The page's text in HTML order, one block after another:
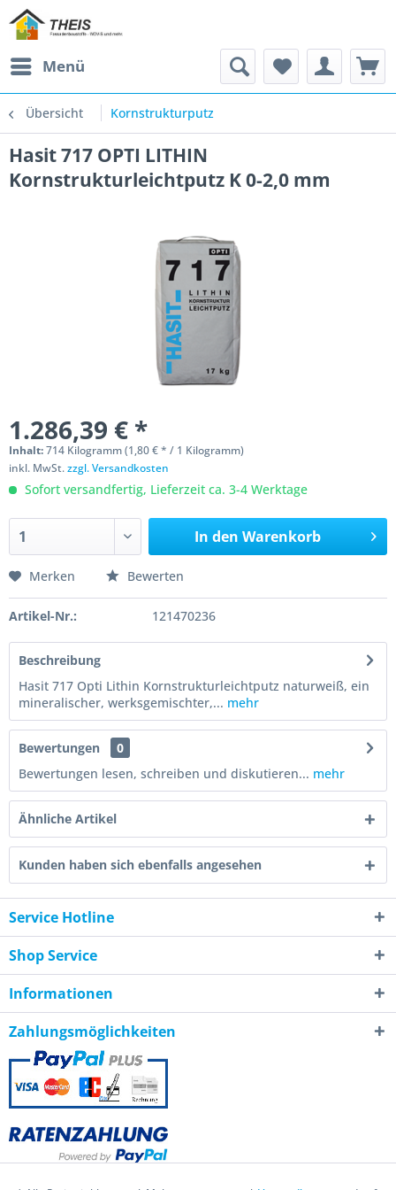
Menü
Übersicht Kornstrukturputz
Hasit 717 OPTI LITHIN
Kornstrukturleichtputz K 0-2,0 mm
1.286,39 € *
Inhalt:714 Kilogramm (1,80 € * / 1 Kilogramm)
inkl. MwSt.zzgl. Versandkosten
Sofort versandfertig, Lieferzeit ca. 3-4 Werktage
In den Warenkorb
Merken Bewerten
Artikel-Nr.: 121470236
Beschreibung
Hasit 717 Opti Lithin Kornstrukturleichtputz naturweiß, ein
mineralischer, werksgemischter,... mehr
Bewertungen
0
Bewertungen lesen, schreiben und diskutieren... mehr
Ähnliche Artikel
Kunden haben sich ebenfalls angesehen
Service Hotline
Shop Service
Informationen
Zahlungsmöglichkeiten